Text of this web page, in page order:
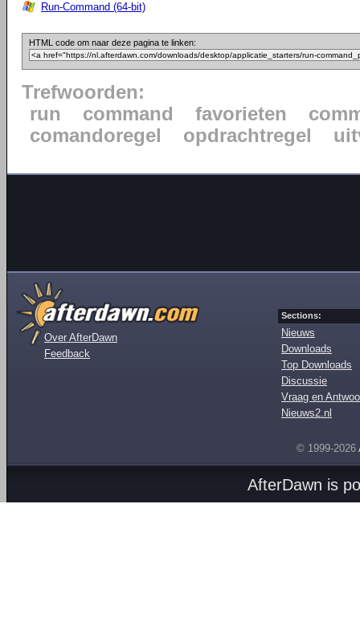
Run-Command (64-bit)
HTML code om naar deze pagina te linken:
Trefwoorden:
run
command favorieten
comandoregel
opdrachtregel
Over AfterDawn
Feedback
Sections:
Nieuws
Downloads
Top Downloads
Discussie
Vraag en
Nieuws2.nl
© 1999-2026
AfterDawn is